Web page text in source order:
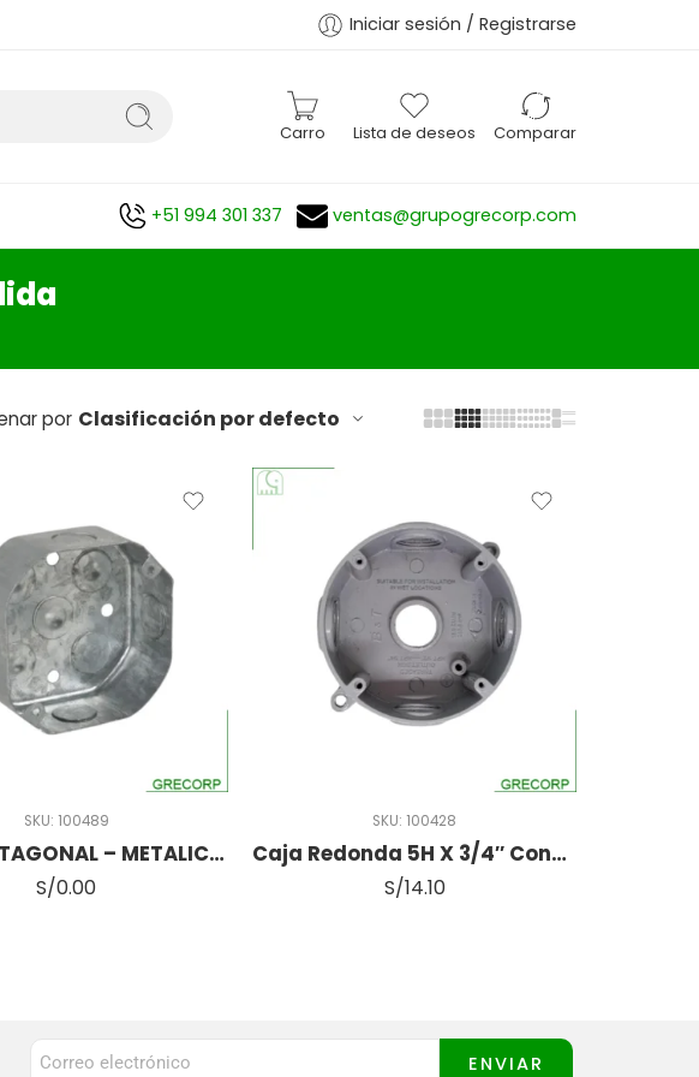
Iniciar sesión / Registrarse
Carro Lista de deseos Comparar
+51 994 301 337 ventas@grupogrecorp.com
por Clasificación por defecto
SKU: 100489
CAJA OCTAGONAL – METALICA – AGUJERO 1/2
S/0.00
SKU: 100428
Caja Redonda 5H X 3/4″ Conduit
S/14.10
ENVIAR